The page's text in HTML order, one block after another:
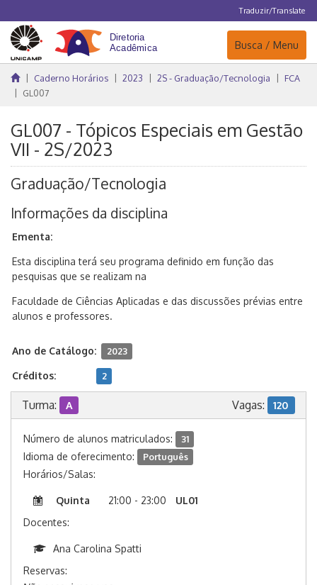
Traduzir/Translate
Navegação
Busca / Menu
Caderno Horários 2023 2S - Graduação/Tecnologia
FCA
GL007
GL007 - Tópicos Especiais em Gestão
VII - 2S/2023
Graduação/Tecnologia
Informações da disciplina
Ementa:
Esta disciplina terá seu programa definido em função das
pesquisas que se realizam na
Faculdade de Ciências Aplicadas e das discussões prévias entre
alunos e professores.
Ano de Catálogo: 2023
Créditos: 2
Turma: A Vagas: 120
Número de alunos matriculados: 31
Idioma de oferecimento: Português
Horários/Salas:
Quinta 21:00 - 23:00
UL01
Docentes:
Ana Carolina Spatti
Reservas: